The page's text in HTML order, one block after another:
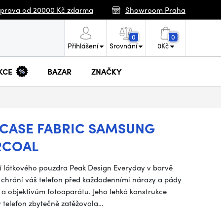
od 20000 Kč zdarma Showroom Praha
Přihlášení
0
Srovnání
0
0Kč
BAZAR ZNAČKY
FABRIC SAMSUNG
pouzdra Peak Design Everyday v barvě
váš telefon před každodenními nárazy a pády
objektivům fotoaparátu. Jeho lehká konstrukce
zbytečně zatěžovala…